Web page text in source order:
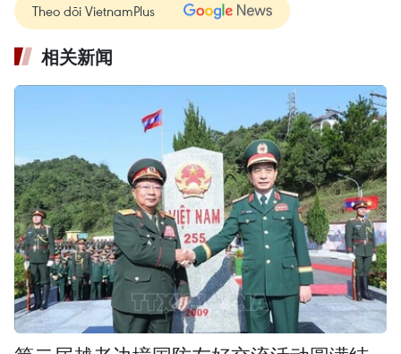
Theo dõi VietnamPlus
相关新闻